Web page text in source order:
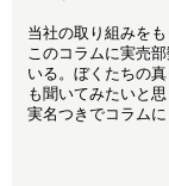
当社の取り組みを
このコラムに実売
いる。ぼくたちの
も聞いてみたいと
実名つきでコラム